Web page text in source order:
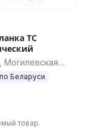
ТС
Могилевская
Беларуси
товар.